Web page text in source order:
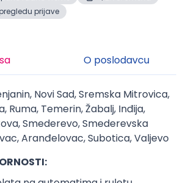
prijave
O poslodavcu
Novi Sad, Sremska Mitrovica,
Ruma, Temerin, Žabalj, Inđija,
Smederevo, Smederevska
Aranđelovac, Subotica, Valjevo